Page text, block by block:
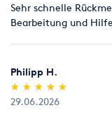
Sehr schnelle
Bearbeitung und
Philipp H.
(*)
★
★
(*) ★
★
(*) ★
★
(*) ★
★
(*) ★
★
29.06.2026